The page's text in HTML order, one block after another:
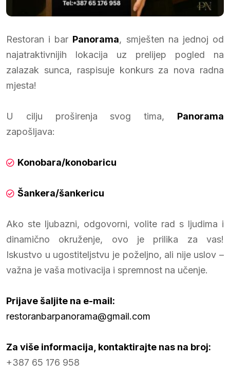
Restoran i bar Panorama, smješten na jednoj od
najatraktivnijih lokacija uz prelijep pogled na
zalazak sunca, raspisuje konkurs za nova radna
mjesta!
U cilju proširenja svog tima, Panorama
zapošljava:
Konobara/konobaricu
Šankera/šankericu
Ako ste ljubazni, odgovorni, volite rad s ljudima i
dinamično okruženje, ovo je prilika za vas!
Iskustvo u ugostiteljstvu je poželjno, ali nije uslov –
važna je vaša motivacija i spremnost na učenje.
Prijave šaljite na e-mail:
restoranbarpanorama@gmail.com
Za više informacija, kontaktirajte nas na broj:
+387 65 176 958